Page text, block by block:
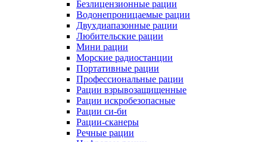
Безлицензионные рации
Водонепроницаемые рации
Двухдиапазонные рации
Любительские рации
Мини рации
Морские радиостанции
Портативные рации
Профессиональные рации
Рации взрывозащищенные
Рации искробезопасные
Рации си-би
Рации-сканеры
Речные рации